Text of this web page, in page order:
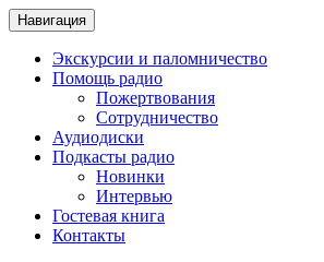
Навигация
Экскурсии и паломничество
Помощь радио
Пожертвования
Сотрудничество
Аудиодиски
Подкасты радио
Новинки
Интервью
Гостевая книга
Контакты